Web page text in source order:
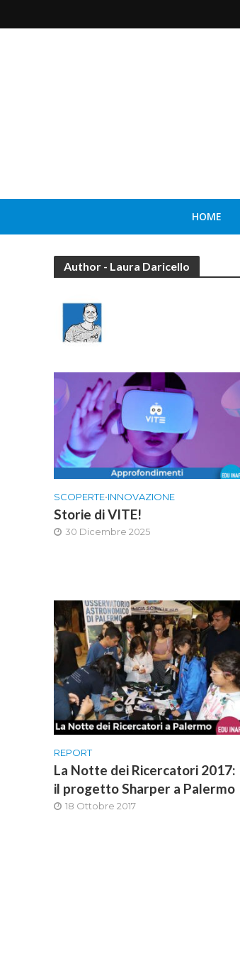
HOME
Author - Laura Daricello
SCOPERTE•INNOVAZIONE
Storie di VITE!
30 Dicembre 2025
REPORT
La Notte dei Ricercatori 2017:
il progetto Sharper a Palermo
18 Ottobre 2017